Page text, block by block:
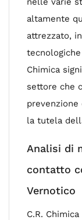
altamente
attrezzato,
Chimica
settore che
la tutela
Analisi di
contatto
Vernotico
C.R.